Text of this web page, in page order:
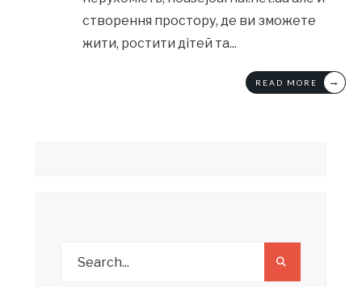
створення простору, де ви зможете
жити, ростити дітей та...
READ MORE →